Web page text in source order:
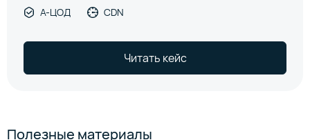
А-ЦОД
CDN
Читать кейс
Полезные материалы